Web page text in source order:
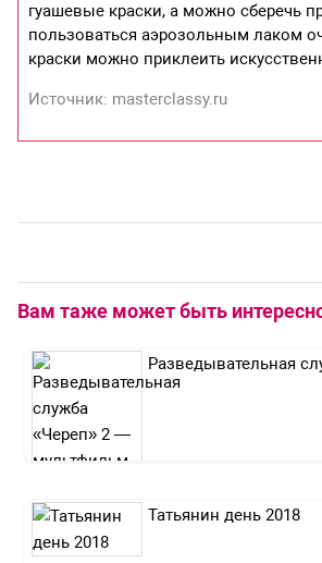
гуашевые краски, а можно сберечь
пользоваться аэрозольным лаком
краски можно приклеить
Источник: masterclassy.ru
Вам таже может быть
Разведывательная
Татьянин день 2018